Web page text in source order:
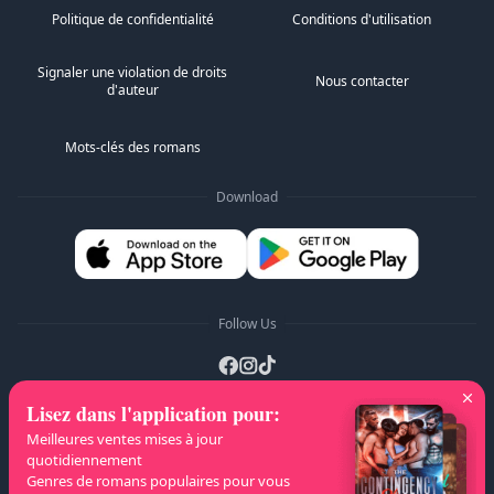
Politique de confidentialité Conditions d'utilisation
Signaler une violation de droits
d'auteur
Nous contacter
Mots-clés des romans
Download
Follow Us
Listes A-Z A B C H I
J
K
L M N U V
W
Lisez dans l'application pour:
Meilleures ventes mises à jour
quotidiennement
Genres de romans populaires pour vous